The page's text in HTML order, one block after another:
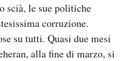
scià, le sue politiche
corruzione.
su tutti. Quasi due mesi
alla fine di marzo, si